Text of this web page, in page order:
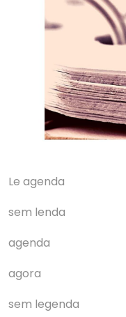
Le agenda
sem lenda
agenda
agora
sem legenda